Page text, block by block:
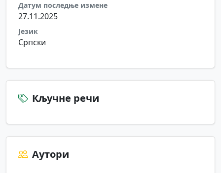
Датум последње измене
27.11.2025
Језик
Српски
Кључне речи
Аутори